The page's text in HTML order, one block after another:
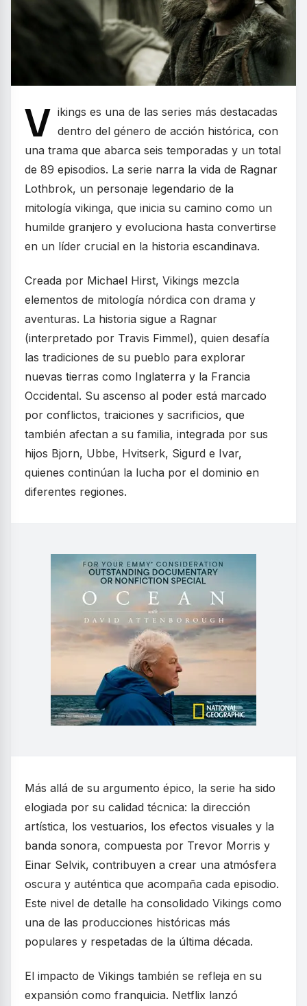
V ikings es una de las series más destacadas
dentro del género de acción histórica, con
una trama que abarca seis temporadas y un total
de 89 episodios. La serie narra la vida de Ragnar
Lothbrok, un personaje legendario de la
mitología vikinga, que inicia su camino como un
humilde granjero y evoluciona hasta convertirse
en un líder crucial en la historia escandinava.
Creada por Michael Hirst, Vikings mezcla
elementos de mitología nórdica con drama y
aventuras. La historia sigue a Ragnar
(interpretado por Travis Fimmel), quien desafía
las tradiciones de su pueblo para explorar
nuevas tierras como Inglaterra y la Francia
Occidental. Su ascenso al poder está marcado
por conflictos, traiciones y sacrificios, que
también afectan a su familia, integrada por sus
hijos Bjorn, Ubbe, Hvitserk, Sigurd e Ivar,
quienes continúan la lucha por el dominio en
diferentes regiones.
Más allá de su argumento épico, la serie ha sido
elogiada por su calidad técnica: la dirección
artística, los vestuarios, los efectos visuales y la
banda sonora, compuesta por Trevor Morris y
Einar Selvik, contribuyen a crear una atmósfera
oscura y auténtica que acompaña cada episodio.
Este nivel de detalle ha consolidado Vikings como
una de las producciones históricas más
populares y respetadas de la última década.
El impacto de Vikings también se refleja en su
expansión como franquicia. Netflix lanzó